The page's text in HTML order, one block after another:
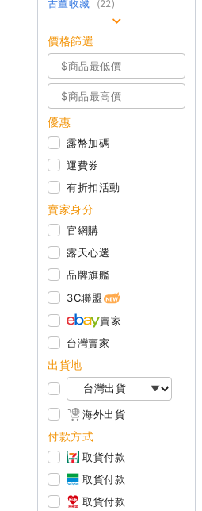
古董收藏 (22)
價格篩選
優惠
露幣加碼
運費券
有折扣活動
賣家身分
官網購
露天心選
品牌旗艦
3C聯盟
賣家
台灣賣家
出貨地
海外出貨
付款方式
取貨付款
取貨付款
取貨付款